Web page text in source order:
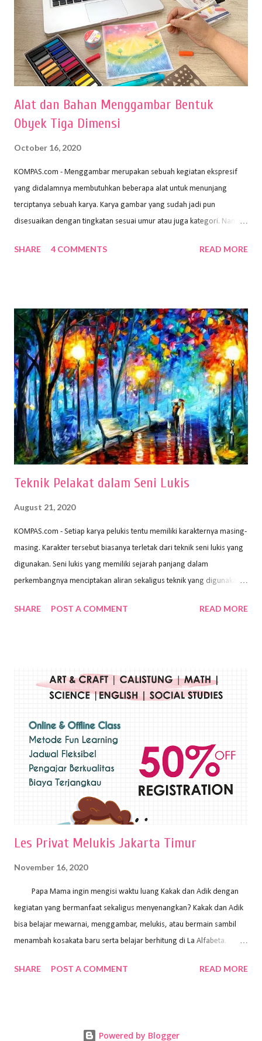
Alat dan Bahan Menggambar Bentuk
Obyek Tiga Dimensi
October 16, 2020
KOMPAS.com - Menggambar merupakan sebuah kegiatan ekspresif
yang didalamnya membutuhkan beberapa alat untuk menunjang
terciptanya sebuah karya. Karya gambar yang sudah jadi pun
disesuaikan dengan tingkatan sesuai umur atau juga kategori. Namun,
sehingga hasilnya bisa dilihat. Peran alat dan bahan sangat
memiliki spesifikasi berbeda sesuai jenisnya. Berikut peralatan
menggambar bentuk: 1. Kertas Gambar Kegiatan menggambar
membutuhkan kertas yang baik agar proses pembuatan gambar lebih
nyaman dan maksimal. Bahan kertas yang baik salah satu syaratnya
adalah tidak mudah sobek, mengingat menggambar merupakan
proses menggores dan menghapus. Kertas adalah bahan yang paling
ideal digunakan untuk menggambar. Dalam menggambar
menggunakan pen...
SHARE 4 COMMENTS READ MORE
Teknik Pelakat dalam Seni Lukis
August 21, 2020
KOMPAS.com - Setiap karya pelukis tentu memiliki karakternya masing-
masing. Karakter tersebut biasanya terletak dari teknik seni lukis yang
digunakan. Seni lukis yang memiliki sejarah panjang dalam
perkembangnya menciptakan aliran sekaligus teknik yang digunakan.
Wayan Kun Adnyana, teknik yang berbeda tentunya akan
menggunakan bahan dasar cat air, cat akrilik, atau cat minyak dengan
sapuan warna cat yang tebal. Dengan memberikan sapuan warna
pelukis untuk menghasilkan lukisan yang mempesona dan tentunya
bernilai tinggi. Ciri teknik plakat Ciri-ciri teknik plakat, yaitu: Sapuan
warna yang kental dan tebal. Hasil lukisan menutupi seluruh bagian
medianya Mem...
SHARE POST A COMMENT READ MORE
Les Privat Melukis Jakarta Timur
November 16, 2020
Papa Mama ingin mengisi waktu luang Kakak dan Adik dengan
kegiatan yang bermanfaat sekaligus menyenangkan? Kakak dan Adik
bisa belajar mewarnai, menggambar, melukis, atau bermain sambil
menambah kosakata baru serta belajar berhitung di La Alfabeta.
kok untuk mengajar dengan metode yang fun, La Alfabeta
SHARE POST A COMMENT READ MORE
Powered by Blogger